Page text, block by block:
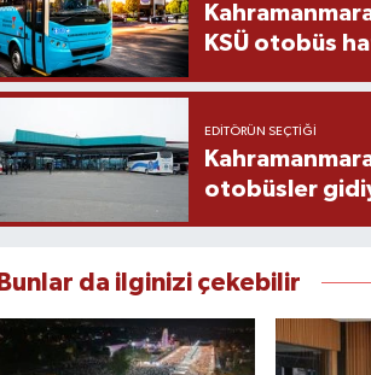
KSÜ otobüs
EDITÖRÜN SEÇTIĞI
otobüsler
Bunlar da ilginizi çekebilir